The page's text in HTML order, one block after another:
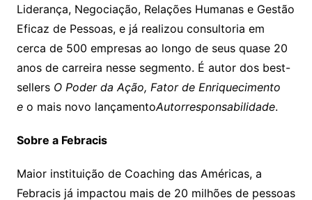
Liderança, Negociação, Relações Humanas e Gestão
Eficaz de Pessoas, e já realizou consultoria em
cerca de 500 empresas ao longo de seus quase 20
anos de carreira nesse segmento. É autor dos best-
sellers O Poder da Ação, Fator de Enriquecimento
e o mais novo lançamentoAutorresponsabilidade.
Sobre a Febracis
Maior instituição de Coaching das Américas, a
Febracis já impactou mais de 20 milhões de pessoas